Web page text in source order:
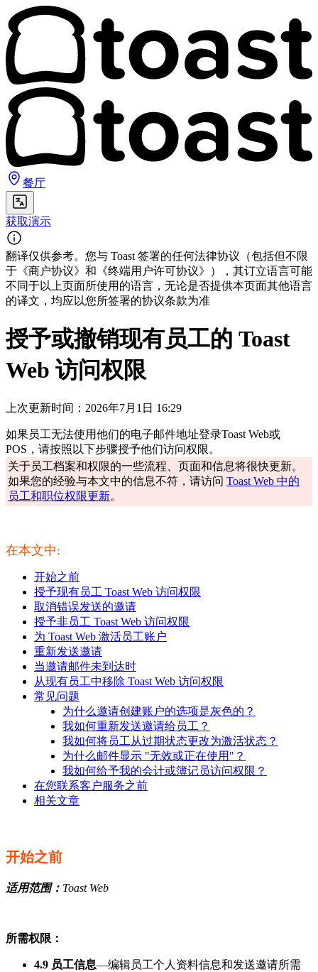
餐厅
获取演示
翻译仅供参考。您与 Toast 签署的任何法律协议（包括但不限
于《商户协议》和《终端用户许可协议》），其订立语言可能
不同于以上页面所使用的语言，无论是否提供本页面其他语言
的译文，均应以您所签署的协议条款为准
授予或撤销现有员工的 Toast
Web 访问权限
上次更新时间：2026年7月1日 16:29
如果员工无法使用他们的电子邮件地址登录Toast Web或
POS，请按照以下步骤授予他们访问权限。
关于员工档案和权限的一些流程、页面和信息将很快更新。
如果您的经验与本文中的信息不符，请访问 Toast Web 中的
员工和职位权限更新。
在本文中:
开始之前
授予现有员工 Toast Web 访问权限
取消错误发送的邀请
授予非员工 Toast Web 访问权限
为 Toast Web 激活员工账户
重新发送邀请
当邀请邮件未到达时
从现有员工中移除 Toast Web 访问权限
常见问题
为什么邀请创建账户的选项是灰色的？
我如何重新发送邀请给员工？
我如何将员工从过期状态更改为激活状态？
为什么邮件显示 "无效或正在使用"？
我如何给予我的会计或簿记员访问权限？
在您联系客户服务之前
相关文章
开始之前
适用范围： Toast Web
所需权限：
4.9 员工信息—编辑员工个人资料信息和发送邀请所需